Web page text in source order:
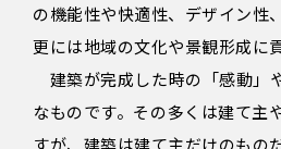
の機能性や快適性、デザイン性
更には地域の文化や景観形成に
建築が完成した時の「感動」
なものです。その多くは建て主
すが、建築は建て主だけのもの